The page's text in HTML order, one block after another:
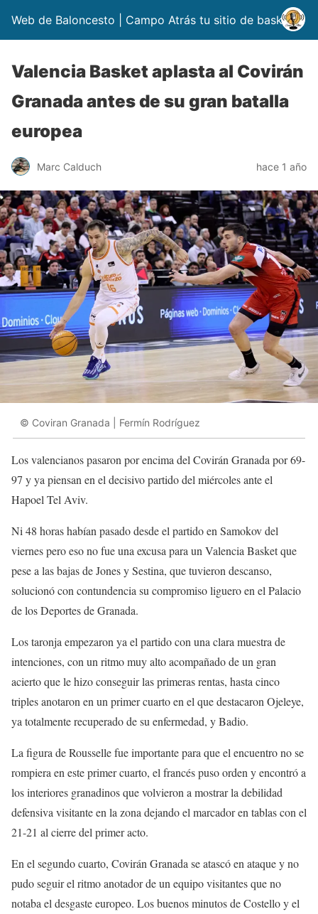
Web de Baloncesto | Campo Atrás tu sitio de basket
Valencia Basket aplasta al Covirán
Granada antes de su gran batalla
europea
Marc Calduch hace 1 año
© Coviran Granada | Fermín Rodríguez
Los valencianos pasaron por encima del Covirán Granada por 69-
97 y ya piensan en el decisivo partido del miércoles ante el
Hapoel Tel Aviv.
Ni 48 horas habían pasado desde el partido en Samokov del
viernes pero eso no fue una excusa para un Valencia Basket que
pese a las bajas de Jones y Sestina, que tuvieron descanso,
solucionó con contundencia su compromiso liguero en el Palacio
de los Deportes de Granada.
Los taronja empezaron ya el partido con una clara muestra de
intenciones, con un ritmo muy alto acompañado de un gran
acierto que le hizo conseguir las primeras rentas, hasta cinco
triples anotaron en un primer cuarto en el que destacaron Ojeleye,
ya totalmente recuperado de su enfermedad, y Badio.
La figura de Rousselle fue importante para que el encuentro no se
rompiera en este primer cuarto, el francés puso orden y encontró a
los interiores granadinos que volvieron a mostrar la debilidad
defensiva visitante en la zona dejando el marcador en tablas con el
21-21 al cierre del primer acto.
En el segundo cuarto, Covirán Granada se atascó en ataque y no
pudo seguir el ritmo anotador de un equipo visitantes que no
notaba el desgaste europeo. Los buenos minutos de Costello y el